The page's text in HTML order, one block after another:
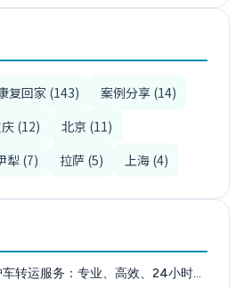
复回家 (143)
案例分享 (14)
(12)
北京 (11)
犁 (7) 拉萨 (5) 上海 (4)
转运服务：专业、高效、24小时…